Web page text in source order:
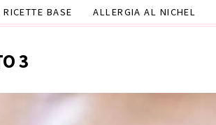
RICETTE BASE ALLERGIA AL NICHEL
3